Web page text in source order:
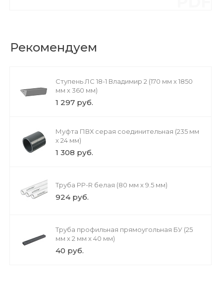
Рекомендуем
Ступень ЛС 18-1 Владимир 2 (170 мм х 1850
мм х 360 мм)
1 297 руб.
Муфта ПВХ серая соединительная (235 мм
х 24 мм)
1 308 руб.
Труба PP-R белая (80 мм х 9.5 мм)
924 руб.
Труба профильная прямоугольная БУ (25
мм х 2 мм х 40 мм)
40 руб.